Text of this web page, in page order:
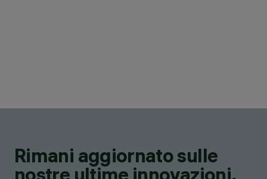
Rimani aggiornato sulle